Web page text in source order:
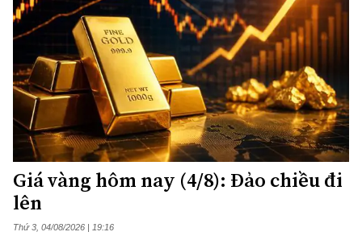
Giá vàng hôm nay (4/8): Đảo chiều đi
lên
Thứ 3, 04/08/2026 | 19:16